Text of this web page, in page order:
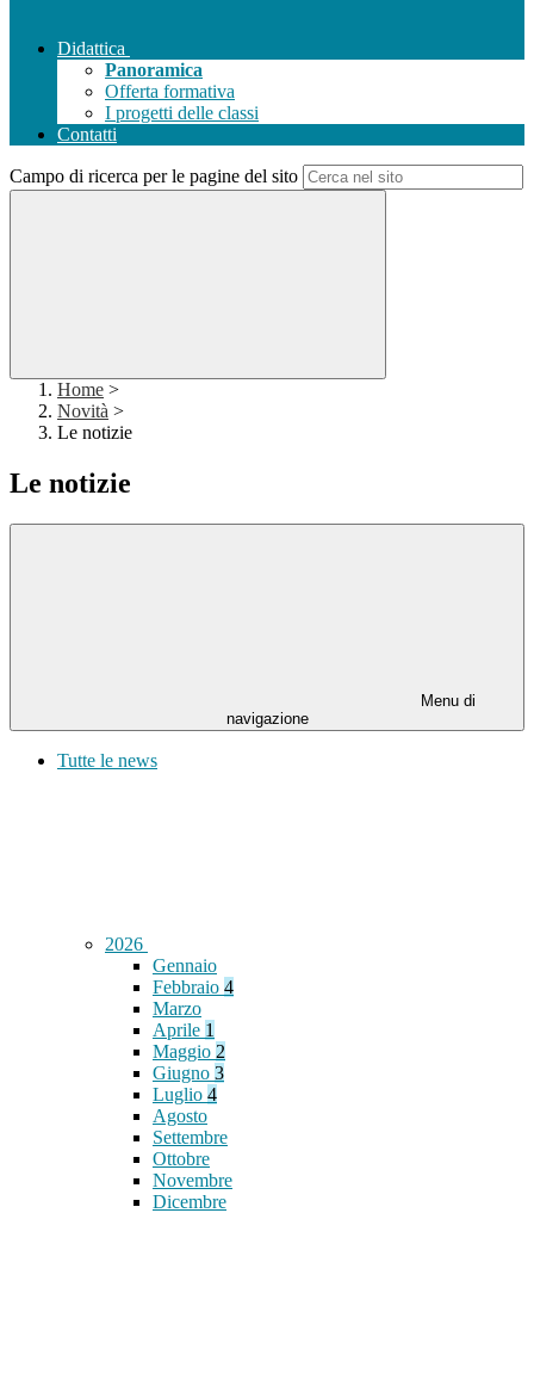
Didattica
Panoramica
Offerta formativa
I progetti delle classi
Contatti
Campo di ricerca per le pagine del sito
Home >
Novità >
Le notizie
Le notizie
Menu di
navigazione
Tutte le news
2026
Gennaio
Febbraio 4
Marzo
Aprile 1
Maggio 2
Giugno 3
Luglio 4
Agosto
Settembre
Ottobre
Novembre
Dicembre